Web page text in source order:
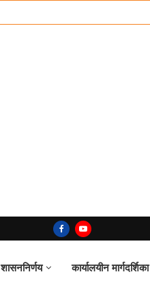
शासननिर्णय कार्यालयीन मार्गदर्शिका